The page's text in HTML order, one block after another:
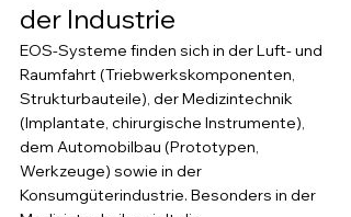
der Industrie
EOS-Systeme finden sich in der Luft- und
Raumfahrt (Triebwerkskomponenten,
Strukturbauteile), der Medizintechnik
(Implantate, chirurgische Instrumente),
dem Automobilbau (Prototypen,
Werkzeuge) sowie in der
Konsumgüterindustrie. Besonders in der